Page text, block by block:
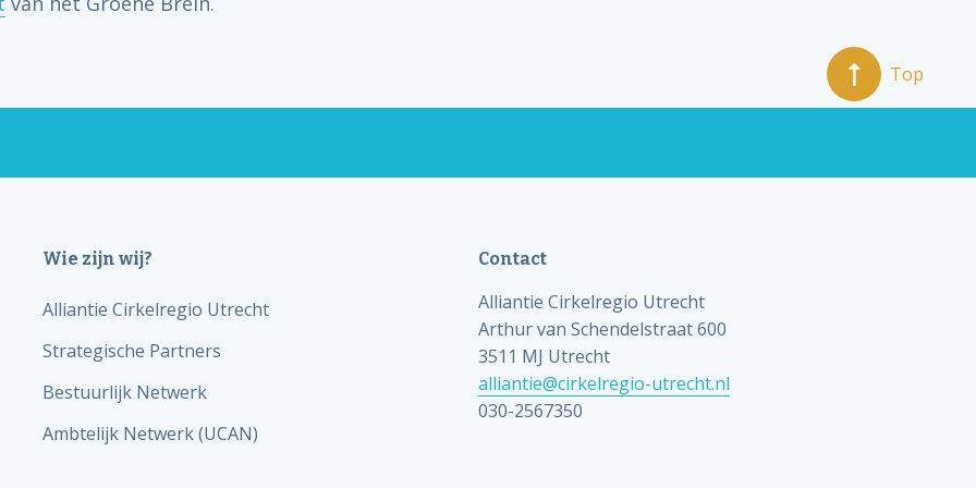
Wie zijn wij?
Alliantie Cirkelregio Utrecht
Strategische Partners
Bestuurlijk Netwerk
Ambtelijk Netwerk (UCAN)
Contact
Alliantie Cirkelregio Utrecht
Arthur van Schendelstraat 600
3511 MJ Utrecht
alliantie@cirkelregio-utrecht.nl
030-2567350
Top